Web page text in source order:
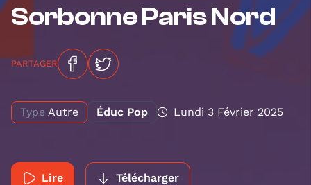
Sorbonne Paris Nord
PARTAGER
Type Autre Éduc Pop Lundi 3 Février 2025
Lire Télécharger